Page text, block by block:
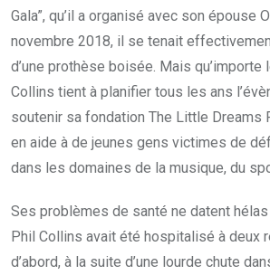
Gala”, qu’il a organisé avec son épouse
novembre 2018, il se tenait
d’une prothèse boisée. Mais
Collins tient à planifier tous les ans
soutenir sa fondation The Little Dreams
en aide à de jeunes gens victimes de
dans les domaines de la musique, du
Ses problèmes de santé ne datent hélas
Phil Collins avait été hospitalisé à deux
d’abord, à la suite d’une lourde chute